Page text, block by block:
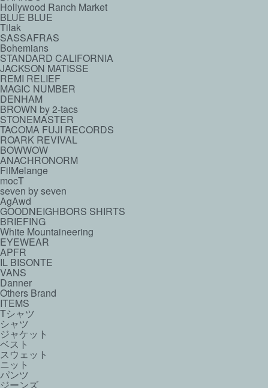
Hollywood Ranch Market
BLUE BLUE
Tilak
SASSAFRAS
Bohemians
STANDARD CALIFORNIA
JACKSON MATISSE
REMI RELIEF
MAGIC NUMBER
DENHAM
BROWN by 2-tacs
STONEMASTER
TACOMA FUJI RECORDS
ROARK REVIVAL
BOWWOW
ANACHRONORM
FilMelange
mocT
seven by seven
AgAwd
GOODNEIGHBORS SHIRTS
BRIEFING
White Mountaineering
EYEWEAR
APFR
IL BISONTE
VANS
Danner
Others Brand
ITEMS
Tシャツ
シャツ
ジャケット
ベスト
スウェット
ニット
パンツ
ジーンズ